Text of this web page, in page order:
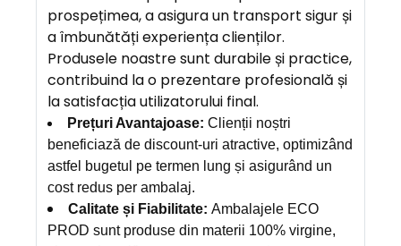
prospețimea, a asigura un transport sigur și
a îmbunătăți experiența clienților.
Produsele noastre sunt durabile și practice,
contribuind la o prezentare profesională și
la satisfacția utilizatorului final.
Prețuri Avantajoase: Clienții noștri
beneficiază de discount-uri atractive, optimizând
astfel bugetul pe termen lung și asigurând un
cost redus per ambalaj.
Calitate și Fiabilitate: Ambalajele ECO
PROD sunt produse din materii 100% virgine,